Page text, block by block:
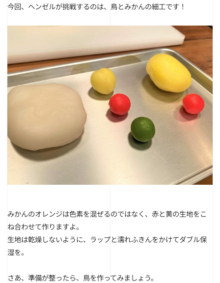
今回、ヘンゼルが挑戦するのは、鳥とみかんの細工です！
みかんのオレンジは色素を混ぜるのではなく、赤と黄の生地をこ
ね合わせて作りますよ。
生地は乾燥しないように、ラップと濡れふきんをかけてダブル保
湿を。
さあ、準備が整ったら、鳥を作ってみましょう。